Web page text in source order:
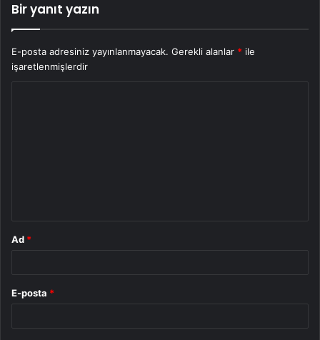
Bir yanıt yazın
E-posta adresiniz yayınlanmayacak. Gerekli alanlar * ile
işaretlenmişlerdir
Ad *
E-posta *